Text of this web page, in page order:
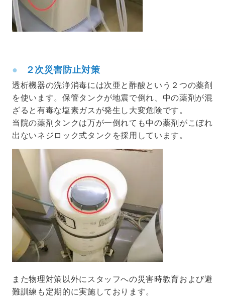
２次災害防止対策
透析機器の洗浄消毒には次亜と酢酸という２つの薬剤
を使います。保管タンクが地震で倒れ、中の薬剤が混
ざると有毒な塩素ガスが発生し大変危険です。
当院の薬剤タンクは万が一倒れても中の薬剤がこぼれ
出ないネジロック式タンクを採用しています。
また物理対策以外にスタッフへの災害時教育および避
難訓練も定期的に実施しております。